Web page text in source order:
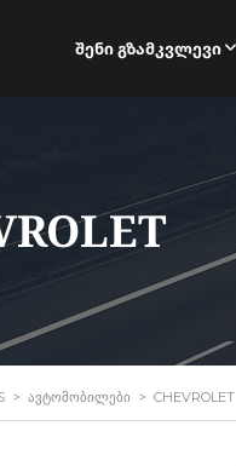
Შენი Გზამკვლევი
> ᲐᲕᲢᲝᲛᲝᲑᲘᲚᲔᲑᲘ > CHEVROLET